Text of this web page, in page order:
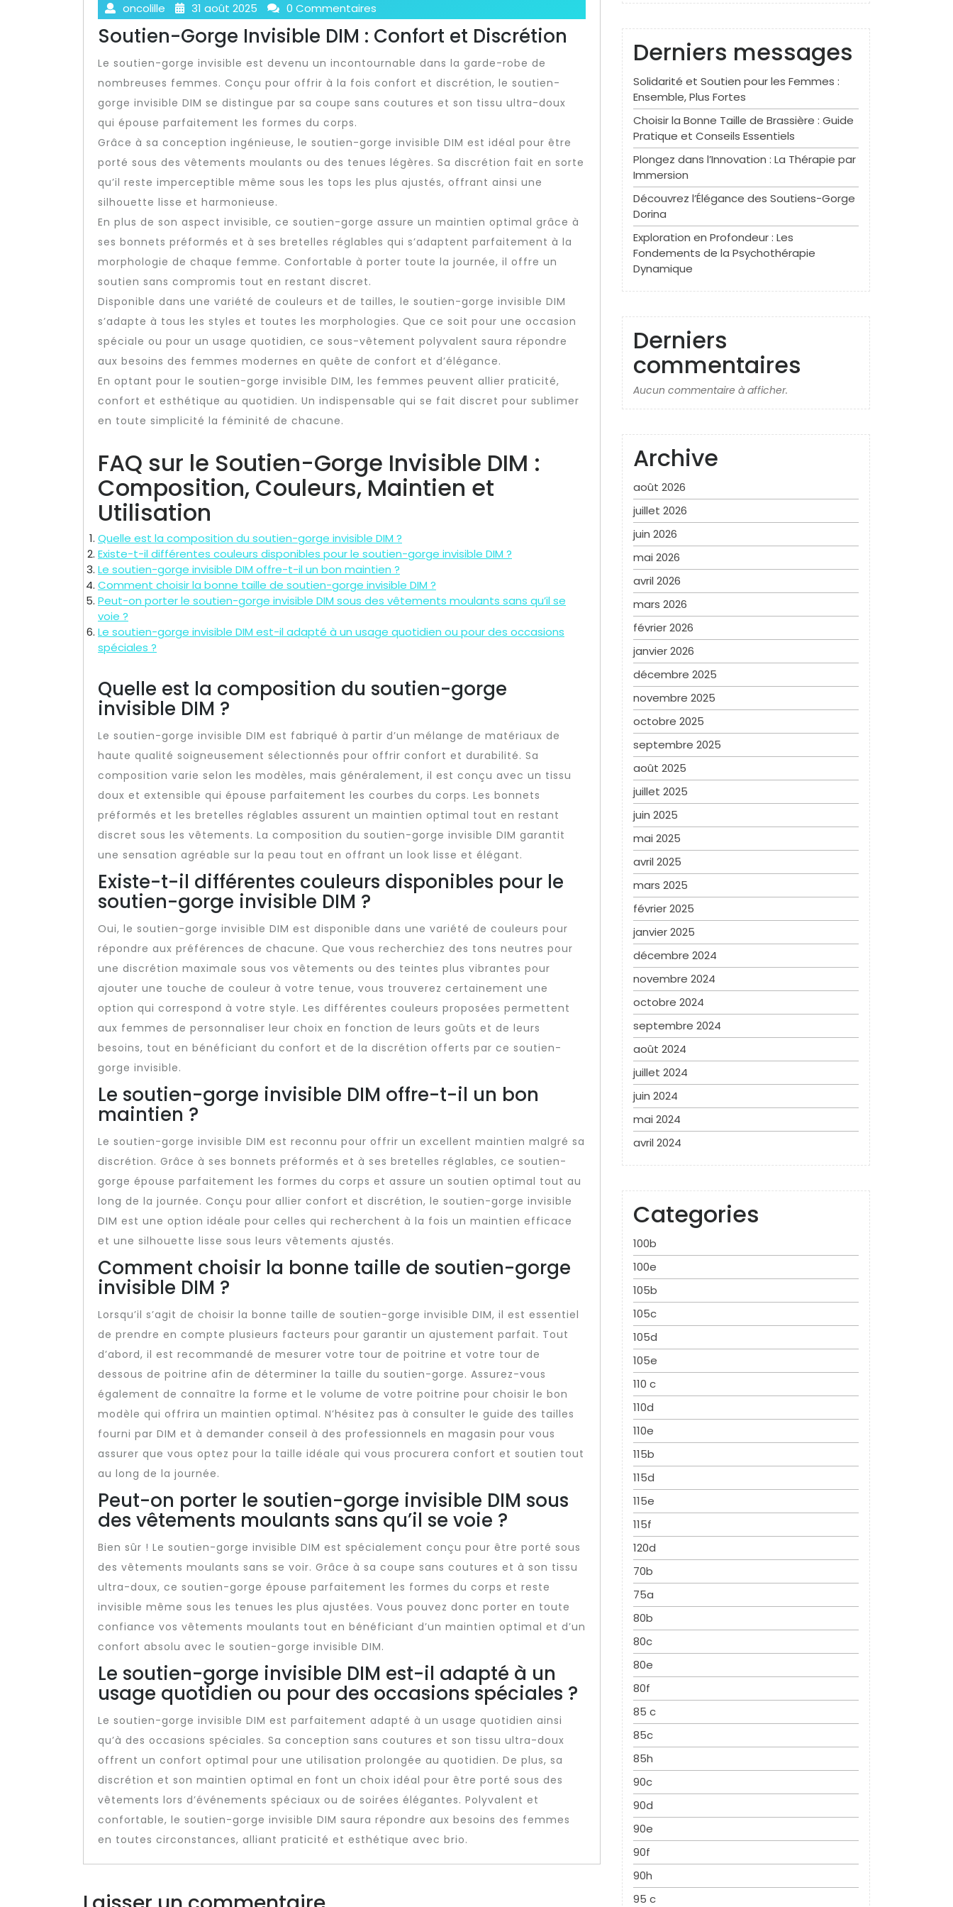
oncolille 31 août 2025 0 Commentaires
Soutien-Gorge Invisible DIM : Confort et Discrétion
Le soutien-gorge invisible est devenu un incontournable dans la garde-robe de
nombreuses femmes. Conçu pour offrir à la fois confort et discrétion, le soutien-
gorge invisible DIM se distingue par sa coupe sans coutures et son tissu ultra-doux
qui épouse parfaitement les formes du corps.
Grâce à sa conception ingénieuse, le soutien-gorge invisible DIM est idéal pour être
porté sous des vêtements moulants ou des tenues légères. Sa discrétion fait en sorte
qu’il reste imperceptible même sous les tops les plus ajustés, offrant ainsi une
silhouette lisse et harmonieuse.
En plus de son aspect invisible, ce soutien-gorge assure un maintien optimal grâce à
ses bonnets préformés et à ses bretelles réglables qui s’adaptent parfaitement à la
morphologie de chaque femme. Confortable à porter toute la journée, il offre un
soutien sans compromis tout en restant discret.
Disponible dans une variété de couleurs et de tailles, le soutien-gorge invisible DIM
s’adapte à tous les styles et toutes les morphologies. Que ce soit pour une occasion
spéciale ou pour un usage quotidien, ce sous-vêtement polyvalent saura répondre
aux besoins des femmes modernes en quête de confort et d’élégance.
En optant pour le soutien-gorge invisible DIM, les femmes peuvent allier praticité,
confort et esthétique au quotidien. Un indispensable qui se fait discret pour sublimer
en toute simplicité la féminité de chacune.
FAQ sur le Soutien-Gorge Invisible DIM :
Composition, Couleurs, Maintien et
Utilisation
Quelle est la composition du soutien-gorge invisible DIM ?
Existe-t-il différentes couleurs disponibles pour le soutien-gorge invisible DIM ?
Le soutien-gorge invisible DIM offre-t-il un bon maintien ?
Comment choisir la bonne taille de soutien-gorge invisible DIM ?
Peut-on porter le soutien-gorge invisible DIM sous des vêtements moulants sans qu’il se
voie ?
Le soutien-gorge invisible DIM est-il adapté à un usage quotidien ou pour des occasions
spéciales ?
Quelle est la composition du soutien-gorge
invisible DIM ?
Le soutien-gorge invisible DIM est fabriqué à partir d’un mélange de matériaux de
haute qualité soigneusement sélectionnés pour offrir confort et durabilité. Sa
composition varie selon les modèles, mais généralement, il est conçu avec un tissu
doux et extensible qui épouse parfaitement les courbes du corps. Les bonnets
préformés et les bretelles réglables assurent un maintien optimal tout en restant
discret sous les vêtements. La composition du soutien-gorge invisible DIM garantit
une sensation agréable sur la peau tout en offrant un look lisse et élégant.
Existe-t-il différentes couleurs disponibles pour le
soutien-gorge invisible DIM ?
Oui, le soutien-gorge invisible DIM est disponible dans une variété de couleurs pour
répondre aux préférences de chacune. Que vous recherchiez des tons neutres pour
une discrétion maximale sous vos vêtements ou des teintes plus vibrantes pour
ajouter une touche de couleur à votre tenue, vous trouverez certainement une
option qui correspond à votre style. Les différentes couleurs proposées permettent
aux femmes de personnaliser leur choix en fonction de leurs goûts et de leurs
besoins, tout en bénéficiant du confort et de la discrétion offerts par ce soutien-
gorge invisible.
Le soutien-gorge invisible DIM offre-t-il un bon
maintien ?
Le soutien-gorge invisible DIM est reconnu pour offrir un excellent maintien malgré sa
discrétion. Grâce à ses bonnets préformés et à ses bretelles réglables, ce soutien-
gorge épouse parfaitement les formes du corps et assure un soutien optimal tout au
long de la journée. Conçu pour allier confort et discrétion, le soutien-gorge invisible
DIM est une option idéale pour celles qui recherchent à la fois un maintien efficace
et une silhouette lisse sous leurs vêtements ajustés.
Comment choisir la bonne taille de soutien-gorge
invisible DIM ?
Lorsqu’il s’agit de choisir la bonne taille de soutien-gorge invisible DIM, il est essentiel
de prendre en compte plusieurs facteurs pour garantir un ajustement parfait. Tout
d’abord, il est recommandé de mesurer votre tour de poitrine et votre tour de
dessous de poitrine afin de déterminer la taille du soutien-gorge. Assurez-vous
également de connaître la forme et le volume de votre poitrine pour choisir le bon
modèle qui offrira un maintien optimal. N’hésitez pas à consulter le guide des tailles
fourni par DIM et à demander conseil à des professionnels en magasin pour vous
assurer que vous optez pour la taille idéale qui vous procurera confort et soutien tout
au long de la journée.
Peut-on porter le soutien-gorge invisible DIM sous
des vêtements moulants sans qu’il se voie ?
Bien sûr ! Le soutien-gorge invisible DIM est spécialement conçu pour être porté sous
des vêtements moulants sans se voir. Grâce à sa coupe sans coutures et à son tissu
ultra-doux, ce soutien-gorge épouse parfaitement les formes du corps et reste
invisible même sous les tenues les plus ajustées. Vous pouvez donc porter en toute
confiance vos vêtements moulants tout en bénéficiant d’un maintien optimal et d’un
confort absolu avec le soutien-gorge invisible DIM.
Le soutien-gorge invisible DIM est-il adapté à un
usage quotidien ou pour des occasions spéciales ?
Le soutien-gorge invisible DIM est parfaitement adapté à un usage quotidien ainsi
qu’à des occasions spéciales. Sa conception sans coutures et son tissu ultra-doux
offrent un confort optimal pour une utilisation prolongée au quotidien. De plus, sa
discrétion et son maintien optimal en font un choix idéal pour être porté sous des
vêtements lors d’événements spéciaux ou de soirées élégantes. Polyvalent et
confortable, le soutien-gorge invisible DIM saura répondre aux besoins des femmes
en toutes circonstances, alliant praticité et esthétique avec brio.
Derniers messages
Solidarité et Soutien pour les Femmes :
Ensemble, Plus Fortes
Choisir la Bonne Taille de Brassière : Guide
Pratique et Conseils Essentiels
Plongez dans l’Innovation : La Thérapie par
Immersion
Découvrez l’Élégance des Soutiens-Gorge
Dorina
Exploration en Profondeur : Les
Fondements de la Psychothérapie
Dynamique
Derniers
commentaires
Aucun commentaire à afficher.
Archive
août 2026
juillet 2026
juin 2026
mai 2026
avril 2026
mars 2026
février 2026
janvier 2026
décembre 2025
novembre 2025
octobre 2025
septembre 2025
août 2025
juillet 2025
juin 2025
mai 2025
avril 2025
mars 2025
février 2025
janvier 2025
décembre 2024
novembre 2024
octobre 2024
septembre 2024
août 2024
juillet 2024
juin 2024
mai 2024
avril 2024
Categories
100b
100e
105b
105c
105d
105e
110 c
110d
110e
115b
115d
115e
115f
120d
70b
75a
80b
80c
80e
80f
85 c
85c
85h
90c
90d
90e
90f
90h
95 c